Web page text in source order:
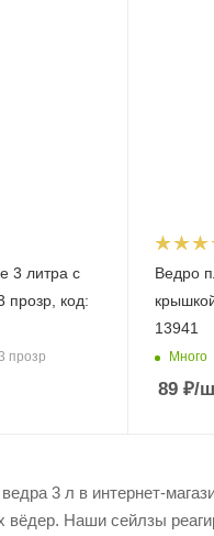
3 литра с
прозр, код:
прозр
Ведро
13941
Много
89₽/
3 л в интернет-
вёдер. Наши сейлзы